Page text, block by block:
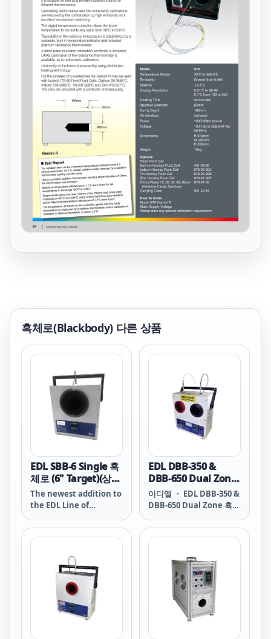
흑체로(Blackbody)다른 상품
EDL SBB-6 Single 흑
체로 (6" Target)(상온
~500℃)
The newest addition to
the EDL Line of
boasts a super large 6"
target
EDL DBB-350 &
DBB-650 Dual Zone
흑체로
(-20℃..350/650℃)
이디엘 ・ EDL DBB-350 &
DBB-650 Dual Zone 흑체
DBB-350 & DBB-650
Dual Black Body
DBB-350 Low Range:
-20° to 135° C High
Range: 20° to 350° C
DBB-650 Low Range:
-20° to 135° C High
Range: 20° to 650° C
DBB-650 DBB-650 EDL